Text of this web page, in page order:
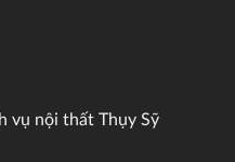
vụ nội thất Thụy Sỹ